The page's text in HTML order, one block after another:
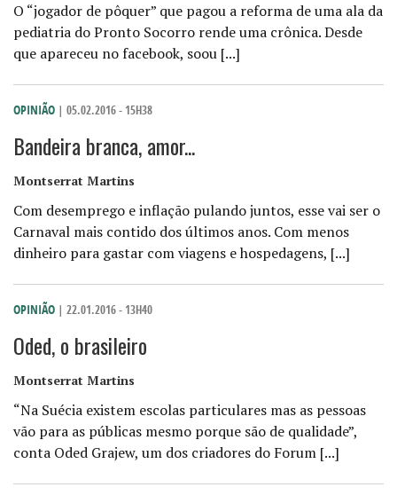
O “jogador de pôquer” que pagou a reforma de uma ala da
pediatria do Pronto Socorro rende uma crônica. Desde
que apareceu no facebook, soou [...]
OPINIÃO | 05.02.2016 - 15H38
Bandeira branca, amor...
Montserrat Martins
Com desemprego e inflação pulando juntos, esse vai ser o
Carnaval mais contido dos últimos anos. Com menos
dinheiro para gastar com viagens e hospedagens, [...]
OPINIÃO | 22.01.2016 - 13H40
Oded, o brasileiro
Montserrat Martins
“Na Suécia existem escolas particulares mas as pessoas
vão para as públicas mesmo porque são de qualidade”,
conta Oded Grajew, um dos criadores do Forum [...]